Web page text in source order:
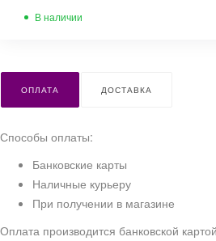
В наличии
ОПЛАТА ДОСТАВКА
Способы оплаты:
Банковские карты
Наличные курьеру
При получении в магазине
Оплата производится банковской